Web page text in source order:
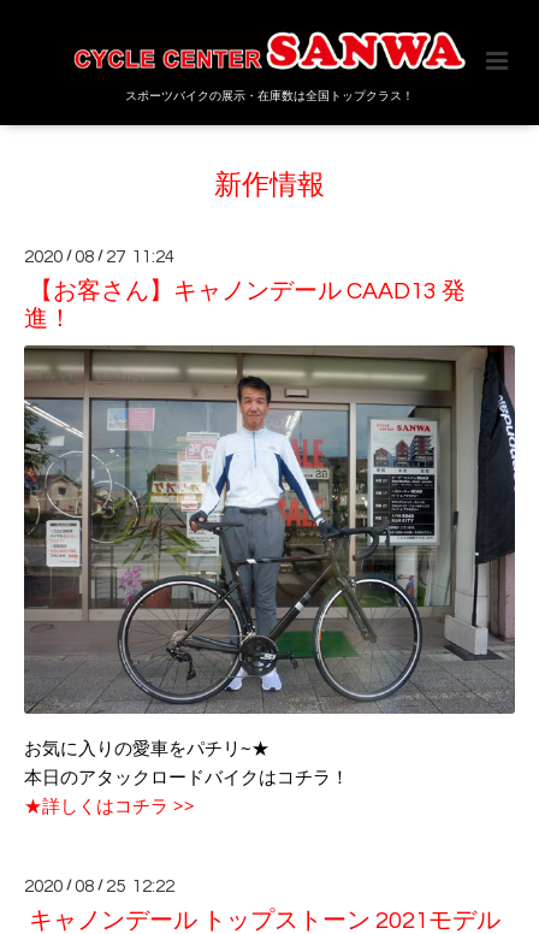
スポーツバイクの展示・在庫数は全国トップクラス！
新作情報
2020 /08 / 27 11:24
【お客さん】キャノンデール CAAD13 発
進！
お気に入りの愛車をパチリ~★
本日のアタックロードバイクはコチラ！
★詳しくはコチラ >>
2020 /08 / 25 12:22
キャノンデール トップストーン 2021モデル